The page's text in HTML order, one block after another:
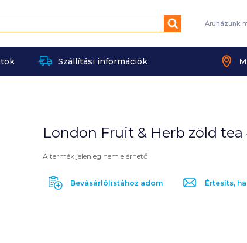
Keresés Áruházunk
Szállítási információk
London Fruit & Herb zöld tea
A termék jelenleg nem elérhető
Bevásárlólistához adom Értesíts,